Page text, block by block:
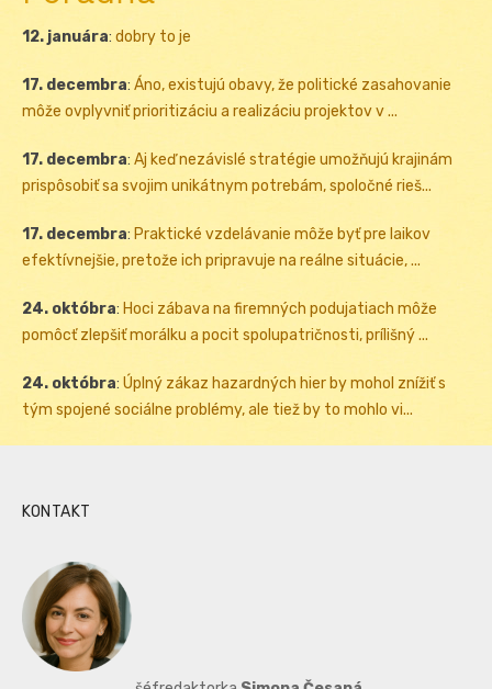
12. januára: dobry to je
17. decembra: Áno, existujú obavy, že politické zasahovanie
môže ovplyvniť prioritizáciu a realizáciu projektov v ...
17. decembra: Aj keď nezávislé stratégie umožňujú krajinám
prispôsobiť sa svojim unikátnym potrebám, spoločné rieš...
17. decembra: Praktické vzdelávanie môže byť pre laikov
efektívnejšie, pretože ich pripravuje na reálne situácie, ...
24. októbra: Hoci zábava na firemných podujatiach môže
pomôcť zlepšiť morálku a pocit spolupatričnosti, prílišný ...
24. októbra: Úplný zákaz hazardných hier by mohol znížiť s
tým spojené sociálne problémy, ale tiež by to mohlo vi...
KONTAKT